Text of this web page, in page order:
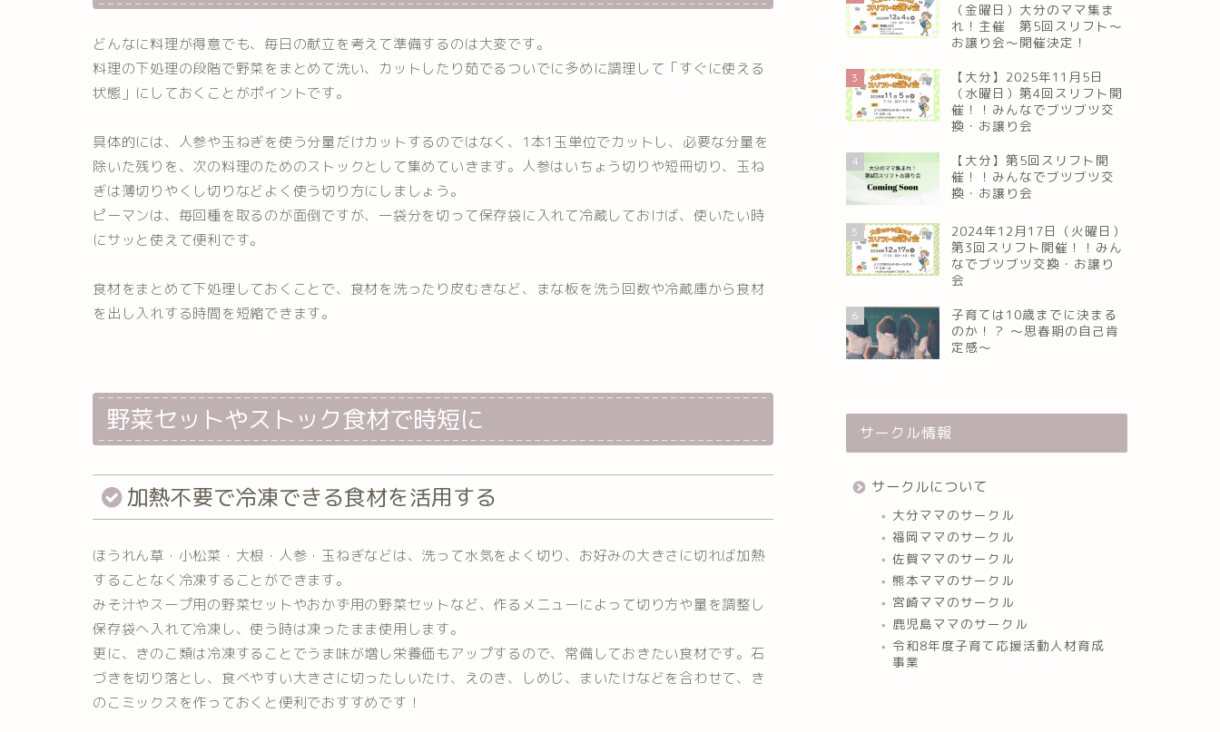
どんなに料理が得意でも、毎日の献立を考えて準備するのは大変です。
料理の下処理の段階で野菜をまとめて洗い、カットしたり茹でるついでに多めに調理して「すぐに使える
状態」にしておくことがポイントです。
具体的には、人参や玉ねぎを使う分量だけカットするのではなく、1本1玉単位でカットし、必要な分量を
除いた残りを、次の料理のためのストックとして集めていきます。人参はいちょう切りや短冊切り、玉ね
ぎは薄切りやくし切りなどよく使う切り方にしましょう。
ピーマンは、毎回種を取るのが面倒ですが、一袋分を切って保存袋に入れて冷蔵しておけば、使いたい時
にサッと使えて便利です。
食材をまとめて下処理しておくことで、食材を洗ったり皮むきなど、まな板を洗う回数や冷蔵庫から食材
を出し入れする時間を短縮できます。
野菜セットやストック食材で時短に
加熱不要で冷凍できる食材を活用する
ほうれん草・小松菜・大根・人参・玉ねぎなどは、洗って水気をよく切り、お好みの大きさに切れば加熱
することなく冷凍することができます。
みそ汁やスープ用の野菜セットやおかず用の野菜セットなど、作るメニューによって切り方や量を調整し
保存袋へ入れて冷凍し、使う時は凍ったまま使用します。
更に、きのこ類は冷凍することでうま味が増し栄養価もアップするので、常備しておきたい食材です。石
づきを切り落とし、食べやすい大きさに切ったしいたけ、えのき、しめじ、まいたけなどを合わせて、き
のこミックスを作っておくと便利でおすすめです！
（金曜日）大分のママ集ま
れ！主催 第5回スリフト〜
お譲り会〜開催決定！
3
【大分】2025年11月5日
（水曜日）第4回スリフト開
催！！みんなでブツブツ交
換・お譲り会
4
【大分】第5回スリフト開
催！！みんなでブツブツ交
換・お譲り会
5
2024年12月17日（火曜日）
第3回スリフト開催！！みん
なでブツブツ交換・お譲り
会
6
子育ては10歳までに決まる
のか！？ ～思春期の自己肯
定感～
サークル情報
サークルについて
大分ママのサークル
福岡ママのサークル
佐賀ママのサークル
熊本ママのサークル
宮崎ママのサークル
鹿児島ママのサークル
令和8年度子育て応援活動人材育成
事業